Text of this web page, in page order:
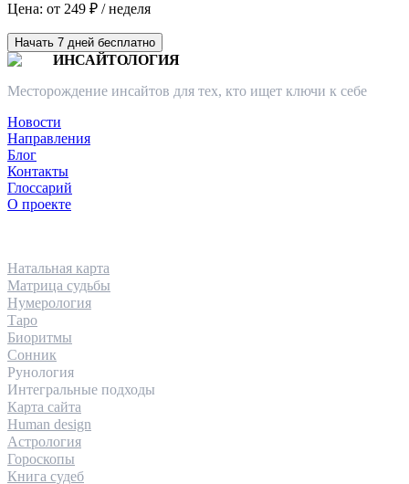
Цена: от 249 ₽ / неделя
Начать 7 дней бесплатно
ИНСАЙТОЛОГИЯ
Месторождение инсайтов для тех, кто ищет ключи к себе
Новости
Направления
Блог
Контакты
Глоссарий
О проекте
Натальная карта
Матрица судьбы
Нумерология
Таро
Биоритмы
Сонник
Рунология
Интегральные подходы
Карта сайта
Human design
Астрология
Гороскопы
Книга судеб